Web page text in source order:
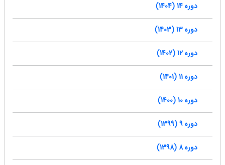
دوره 14 (1404)
دوره 13 (1403)
دوره 12 (1402)
دوره 11 (1401)
دوره 10 (1400)
دوره 9 (1399)
دوره 8 (1398)